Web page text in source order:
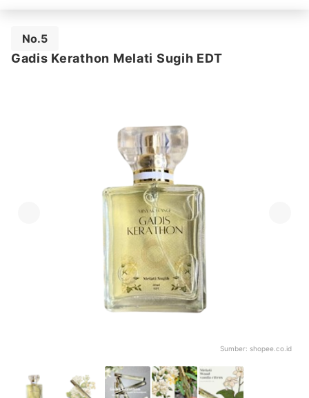
No.5
Gadis Kerathon Melati Sugih EDT
Sumber: shopee.co.id